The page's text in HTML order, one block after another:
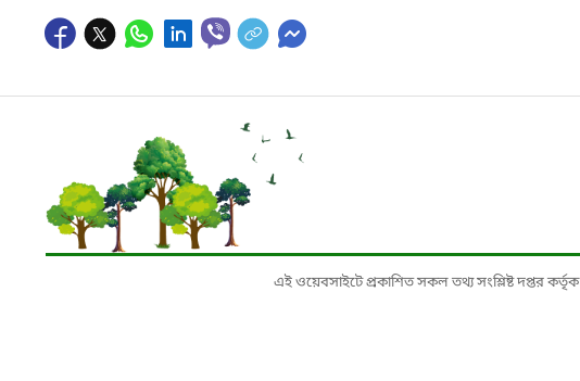
এই ওয়েবসাইটে প্রকাশিত সকল তথ্য সংশ্লিষ্ট দপ্তর কর্তৃক